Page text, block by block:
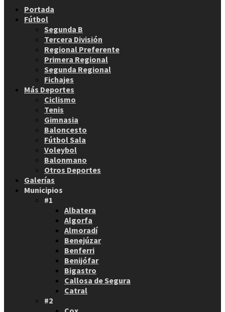
Portada
Fútbol
Segunda B
Tercera División
Regional Preferente
Primera Regional
Segunda Regional
Fichajes
Más Deportes
Ciclismo
Tenis
Gimnasia
Baloncesto
Fútbol Sala
Voleybol
Balonmano
Otros Deportes
Galerías
Municipios
#1
Albatera
Algorfa
Almoradí
Benejúzar
Benferri
Benijófar
Bigastro
Callosa de Segura
Catral
#2